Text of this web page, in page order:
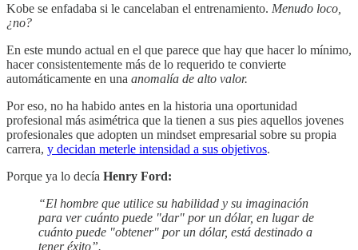
Kobe se enfadaba si le cancelaban el entrenamiento. Menudo loco,
¿no?
En este mundo actual en el que parece que hay que hacer lo mínimo,
hacer consistentemente más de lo requerido te convierte
automáticamente en una anomalía de alto valor.
Por eso, no ha habido antes en la historia una oportunidad
profesional más asimétrica que la tienen a sus pies aquellos jovenes
profesionales que adopten un mindset empresarial sobre su propia
carrera, y decidan meterle intensidad a sus objetivos.
Porque ya lo decía Henry Ford:
“El hombre que utilice su habilidad y su imaginación
para ver cuánto puede "dar" por un dólar, en lugar de
cuánto puede "obtener" por un dólar, está destinado a
tener éxito”.